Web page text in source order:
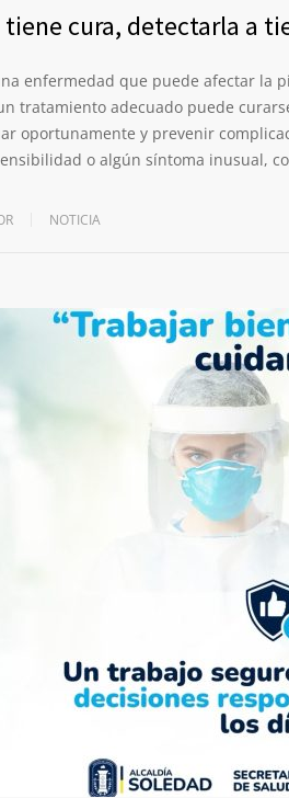
tiene cura, detectarla a
enfermedad que puede afectar la
tratamiento adecuado puede
oportunamente y prevenir
o algún síntoma inusual,
NOTICIA